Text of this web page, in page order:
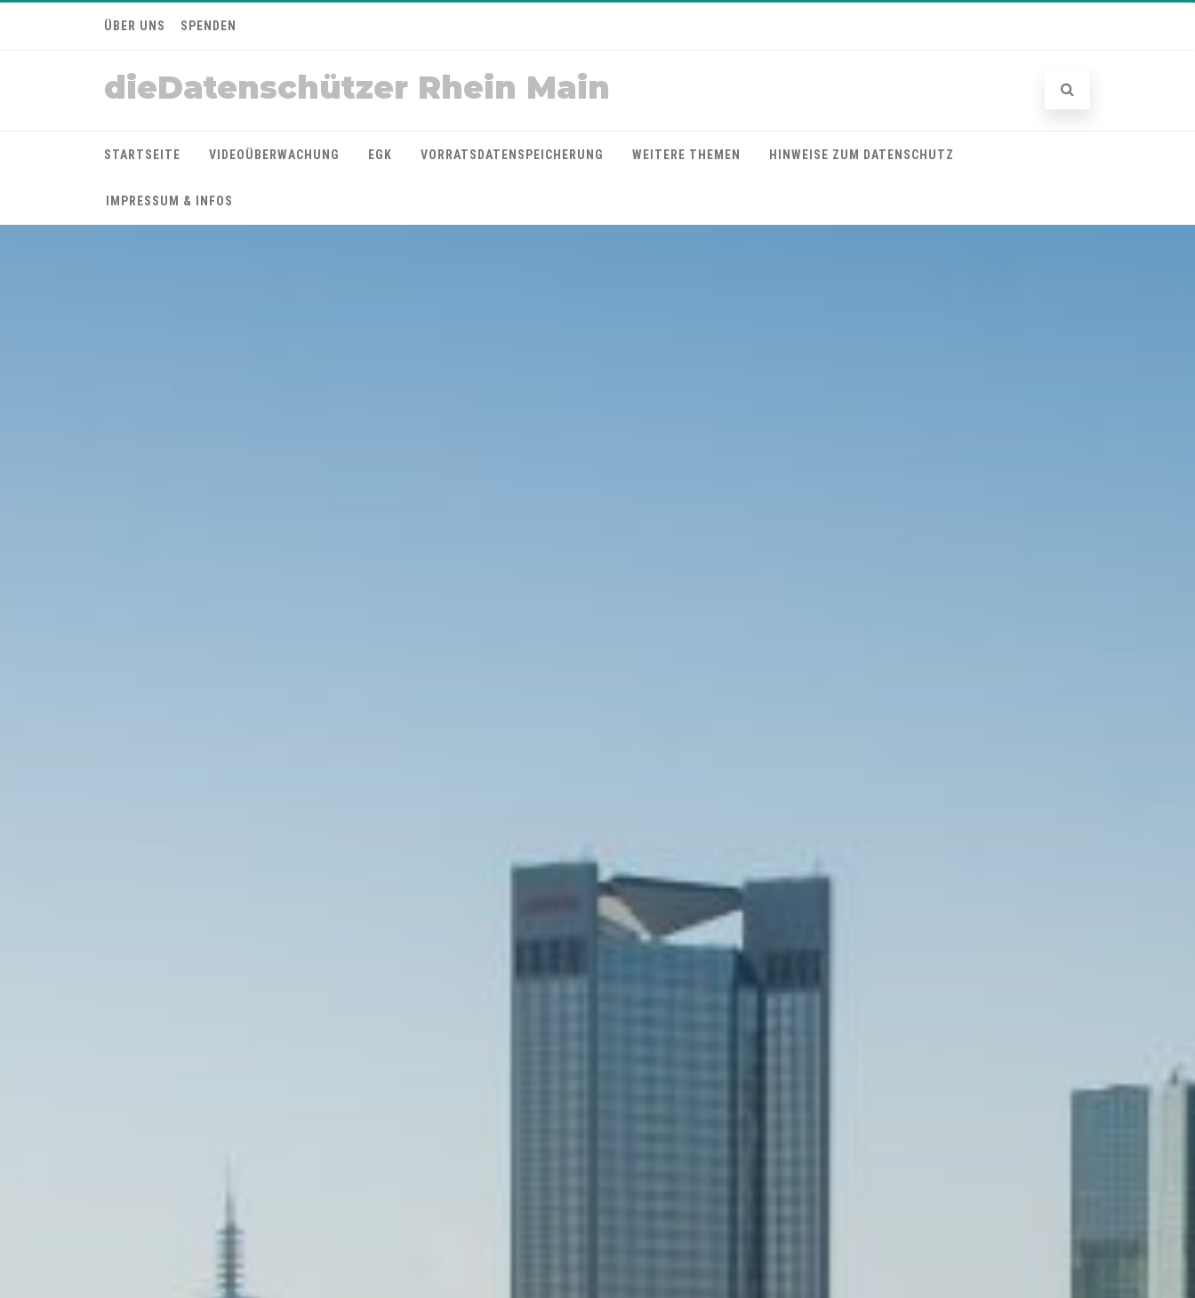
ÜBER UNS SPENDEN
dieDatenschützer Rhein Main
STARTSEITE VIDEOÜBERWACHUNG EGK VORRATSDATENSPEICHERUNG WEITERE THEMEN HINWEISE ZUM DATENSCHUTZ
IMPRESSUM & INFOS